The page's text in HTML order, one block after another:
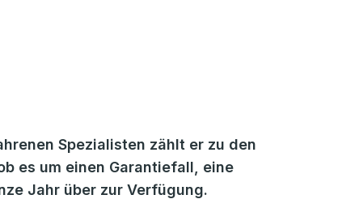
Spezialisten zählt er zu den
es um einen Garantiefall, eine
Jahr über zur Verfügung.